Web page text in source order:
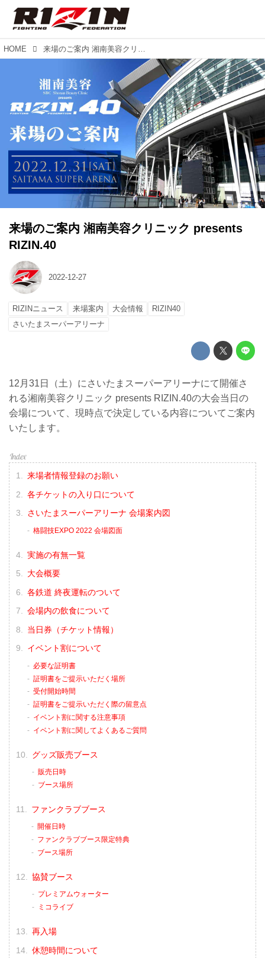
HOME 来場のご案内 湘南美容クリニック presents RIZIN.40
来場のご案内 湘南美容クリニック presents
RIZIN.40
2022-12-27
RIZINニュース 来場案内 大会情報
RIZIN40
さいたまスーパーアリーナ
12月31日（土）にさいたまスーパーアリーナにて開催さ
れる湘南美容クリニック presents RIZIN.40の大会当日の
会場について、現時点で決定している内容についてご案内
いたします。
来場者情報登録のお願い
各チケットの入り口について
さいたまスーパーアリーナ 会場案内図
格闘技EXPO 2022 会場図面
実施の有無一覧
大会概要
各鉄道 終夜運転のついて
会場内の飲食について
当日券（チケット情報）
イベント割について
必要な証明書
証明書をご提示いただく場所
受付開始時間
証明書をご提示いただく際の留意点
イベント割に関する注意事項
イベント割に関してよくあるご質問
グッズ販売ブース
販売日時
ブース場所
ファンクラブブース
開催日時
ファンクラブブース限定特典
ブース場所
協賛ブース
プレミアムウォーター
ミコライブ
再入場
休憩時間について